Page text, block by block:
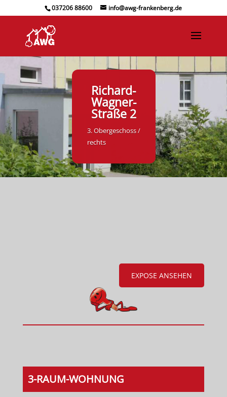
037206 88600 info@awg-frankenberg.de
Richard-
Wagner-
Straße 2
3. Obergeschoss /
rechts
EXPOSE ANSEHEN
3-RAUM-WOHNUNG